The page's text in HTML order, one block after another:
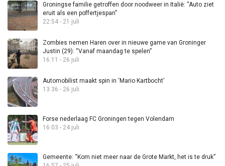
Groningse familie getroffen door noodweer in Italië: “Auto ziet
eruit als een poffertjespan”
22:54 - 21 juli
Zombies nemen Haren over in nieuwe game van Groninger
Justin (29): “Vanaf maandag te spelen”
16:11 - 26 juli
Automobilist maakt spin in ‘Mario Kartbocht’
13:36 - 26 juli
Forse nederlaag FC Groningen tegen Volendam
16:03 - 24 juli
Gemeente: “Kom niet meer naar de Grote Markt, het is te druk”